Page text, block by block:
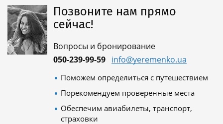
Позвоните нам прямо
сейчас!
Вопросы и бронирование
050-239-99-59 info@yeremenko.ua
Поможем определиться с путешествием
Порекомендуем проверенные места
Обеспечим авиабилеты, транспорт,
страховки